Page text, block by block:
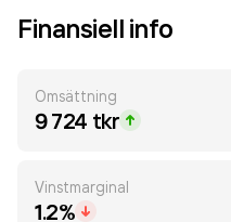
Finansiell info
Omsättning
9 724 tkr
Vinstmarginal
1.2%